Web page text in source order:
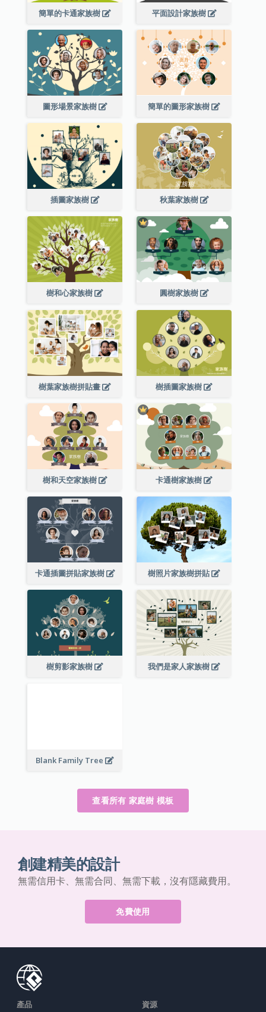
簡單的卡通家族樹 平面設計家族樹
圖形場景家族樹 簡單的圖形家族樹
插圖家族樹 秋葉家族樹
樹和心家族樹 圓樹家族樹
樹葉家族樹拼貼畫 樹插圖家族樹
樹和天空家族樹 卡通樹家族樹
卡通插圖拼貼家族樹 樹照片家族樹拼貼
樹剪影家族樹 我們是家人家族樹
Blank Family Tree
查看所有 家庭樹 模板
創建精美的設計
無需信用卡、無需合同、無需下載，沒有隱藏費用。
免費使用
產品 資源